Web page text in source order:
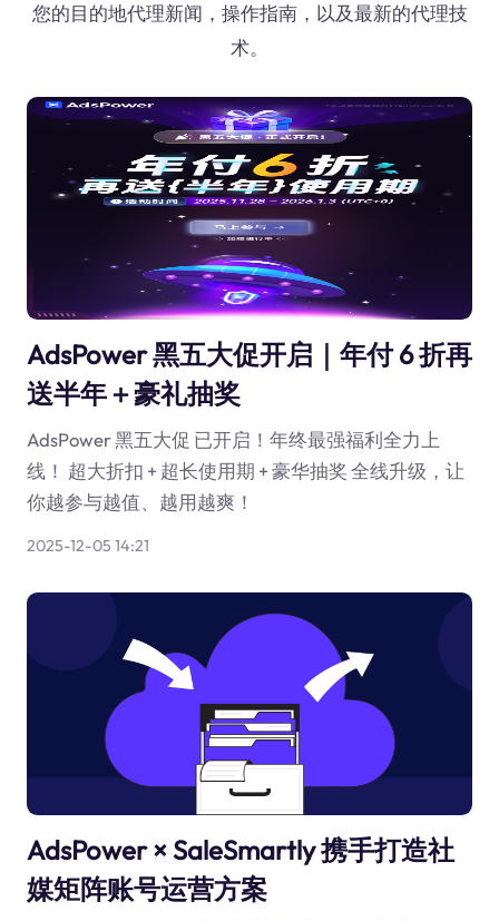
您的目的地代理新闻，操作指南，以及最新的代理技
术。
AdsPower 黑五大促开启｜年付 6 折再
送半年＋豪礼抽奖
AdsPower 黑五大促 已开启！年终最强福利全力上
线！ 超大折扣 + 超长使用期 + 豪华抽奖 全线升级，让
你越参与越值、越用越爽！
2025-12-05 14:21
AdsPower × SaleSmartly 携手打造社
媒矩阵账号运营方案